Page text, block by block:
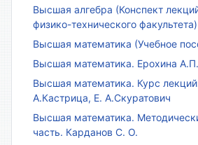
Высшая алгебра (Конспект
физико-технического факультета)
Высшая математика (Учебное
Высшая математика. Ерохина
Высшая математика. Курс
А.Кастрица, Е. А.Скуратович
Высшая математика.
часть. Карданов С. О.